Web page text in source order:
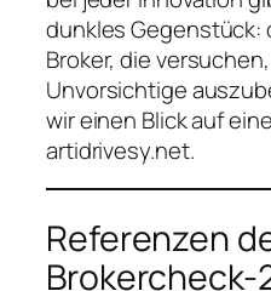
dunkles
Broker, die
Unvorsichtige
wir einen Blick auf
artidrivesy.net.
Referenzen
Brokercheck-